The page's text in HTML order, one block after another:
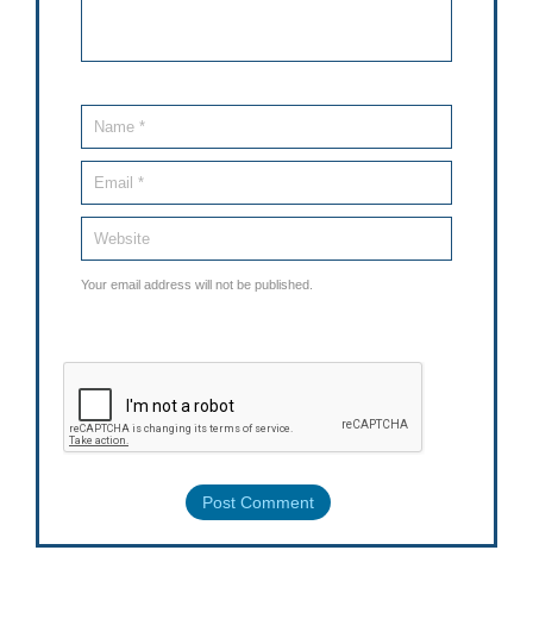
Your email address will not be published.